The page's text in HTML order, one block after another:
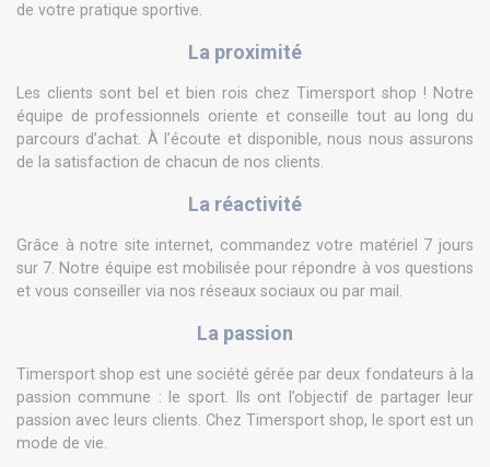
de votre pratique sportive.
La proximité
Les clients sont bel et bien rois chez Timersport shop ! Notre
équipe de professionnels oriente et conseille tout au long du
parcours d’achat. À l’écoute et disponible, nous nous assurons
de la satisfaction de chacun de nos clients.
La réactivité
Grâce à notre site internet, commandez votre matériel 7 jours
sur 7. Notre équipe est mobilisée pour répondre à vos questions
et vous conseiller via nos réseaux sociaux ou par mail.
La passion
Timersport shop est une société gérée par deux fondateurs à la
passion commune : le sport. Ils ont l’objectif de partager leur
passion avec leurs clients. Chez Timersport shop, le sport est un
mode de vie.